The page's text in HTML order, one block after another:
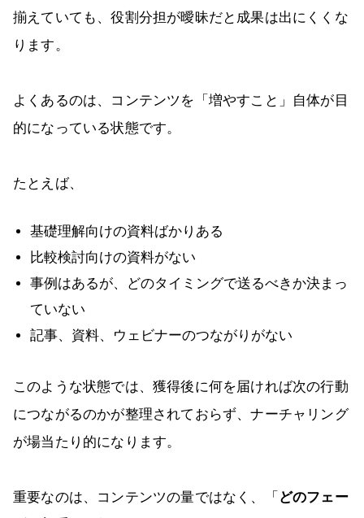
揃えていても、役割分担が曖昧だと成果は出にくくな
ります。
よくあるのは、コンテンツを「増やすこと」自体が目
的になっている状態です。
たとえば、
基礎理解向けの資料ばかりある
比較検討向けの資料がない
事例はあるが、どのタイミングで送るべきか決まっ
ていない
記事、資料、ウェビナーのつながりがない
このような状態では、獲得後に何を届ければ次の行動
につながるのかが整理されておらず、ナーチャリング
が場当たり的になります。
重要なのは、コンテンツの量ではなく、「 どのフェー